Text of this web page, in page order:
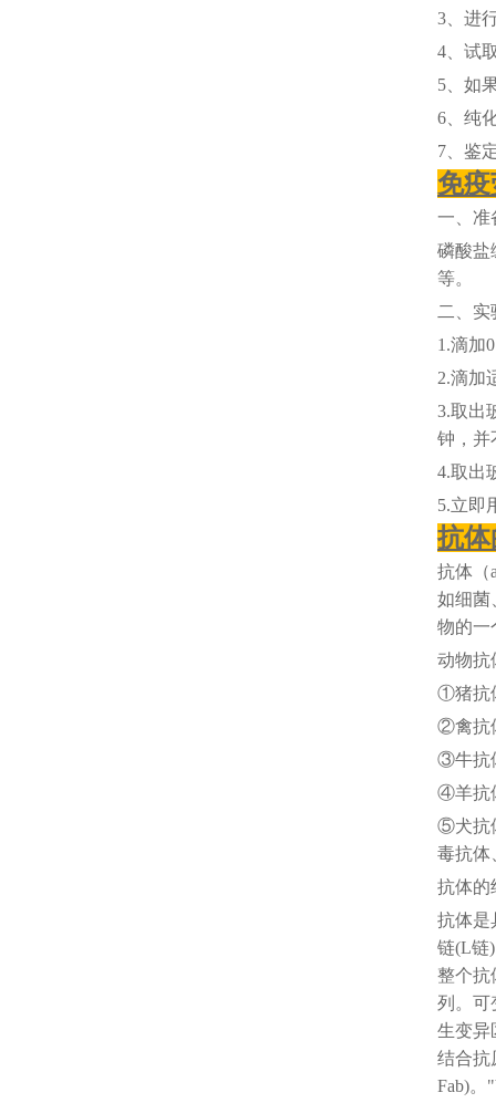
3、进
4、试
5、如
6、纯
7、鉴
免
一、准
磷酸盐
等。
二、实
1.滴加
2.滴加
3.取出
钟，并
4.取出
5.立即
抗
抗体（
如细菌
物的一
动物抗
①猪抗
②禽抗
③牛抗
④羊抗
⑤犬抗
毒抗体
抗体的
抗体是
链(L链
整个抗
列。可
生变异
结合抗
Fab)。